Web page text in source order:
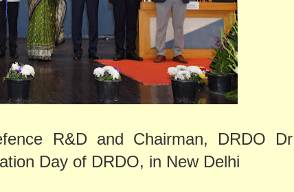
R&D and Chairman, DRDO Dr
Day of DRDO, in New Delhi